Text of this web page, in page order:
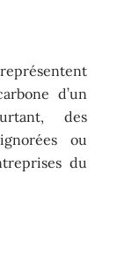
d’un
des
ou
du